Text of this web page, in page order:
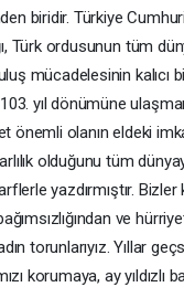
biridir. Türkiye
Türk ordusunun tüm
mücadelesinin kalıcı
yıl dönümüne
önemli olanın eldeki
olduğunu tüm
yazdırmıştır. Bizler
ve
torunlarıyız. Yıllar
korumaya, ay yıldızlı